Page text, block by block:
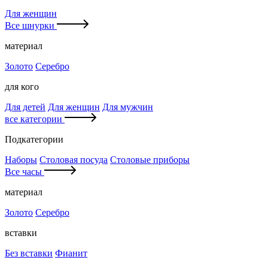
Для женщин
Все шнурки
материал
Золото Серебро
для кого
Для детей Для женщин Для мужчин
все категории
Подкатегории
Наборы Столовая посуда Столовые приборы
Все часы
материал
Золото Серебро
вставки
Без вставки Фианит